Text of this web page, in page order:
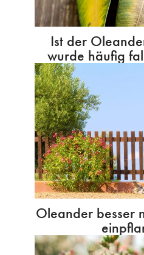
Ist der
wurde häufig
Oleander besser